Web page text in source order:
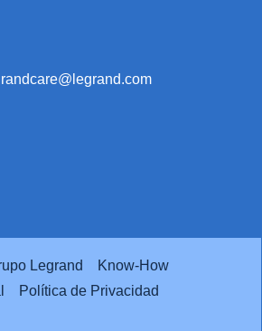
Legrand
Know-How
Política de Privacidad